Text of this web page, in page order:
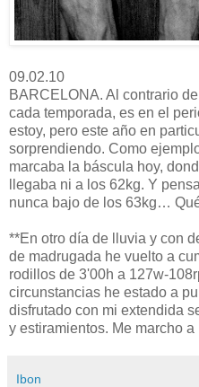
09.02.10
BARCELONA. Al contrario
cada temporada, es en el
estoy, pero este año en
sorprendiendo. Como
marcaba la báscula hoy,
llegaba ni a los 62kg. Y
nunca bajo de los 63kg…
**En otro día de lluvia y con
de madrugada he vuelto a
rodillos de 3'00h a 127w-
circunstancias he estado a
disfrutado con mi extendida
y estiramientos. Me marcho
Ibon